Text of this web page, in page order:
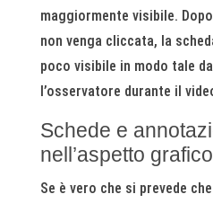
maggiormente visibile.
non venga cliccata, la
poco visibile in modo tale
l’osservatore durante il
Schede e
nell’aspetto grafico
Se è vero che si prevede